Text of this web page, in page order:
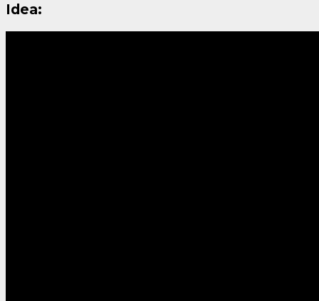
Idea: